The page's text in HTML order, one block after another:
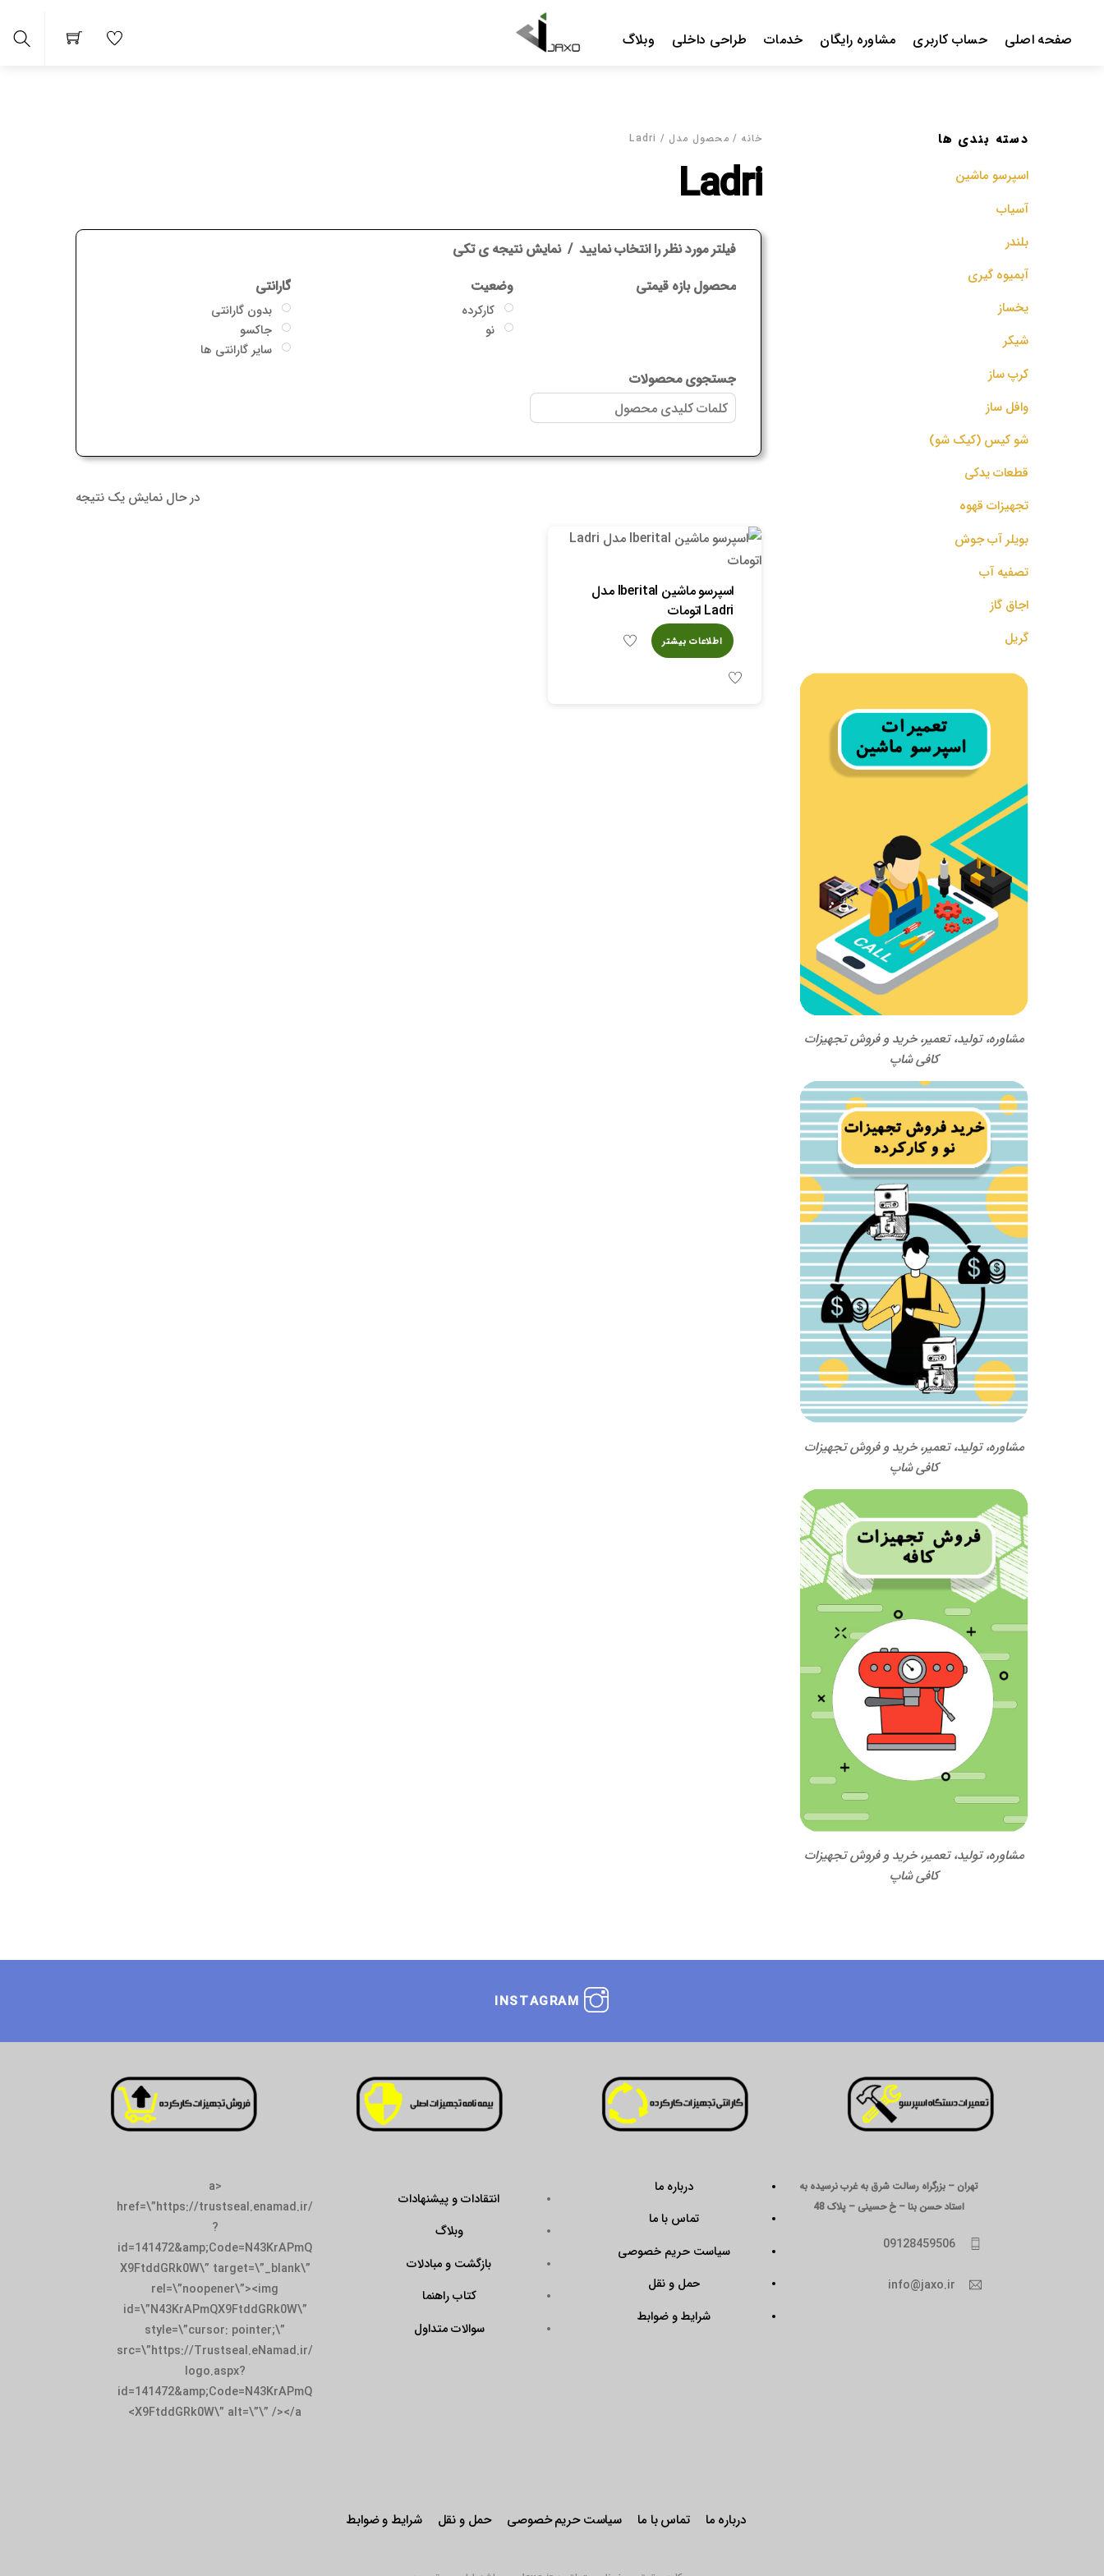
صفحه اصلی حساب کاربری مشاوره رایگان خدمات طراحی داخلی وبلاگ
خانه / محصول مدل / Ladri
Ladri
فیلتر مورد نظر را انتخاب نمایید نمایش نتیجه ی تکی
محصول بازه قیمتی وضعیت
کارکرده
نو
گارانتی
بدون گارانتی
جاکسو
سایر گارانتی ها
جستجوی محصولات
در حال نمایش یک نتیجه
اسپرسو ماشین Iberital مدل
Ladri اتومات
اطلاعات بیشتر
دسته بندی ها
اسپرسو‌ ماشین
آسیاب
بلندر
آبمیوه گیری
یخساز
شیکر
کرپ ساز
وافل ساز
شو کیس (کیک شو)
قطعات یدکی
تجهیزات قهوه
بویلر آب جوش
تصفیه آب
اجاق گاز
گریل
مشاوره، تولید، تعمیر، خرید و فروش تجهیزات
کافی شاپ
مشاوره، تولید، تعمیر، خرید و فروش تجهیزات
کافی شاپ
مشاوره، تولید، تعمیر، خرید و فروش تجهیزات
کافی شاپ
INSTAGRAM
تهران – بزرگراه رسالت شرق به غرب نرسیده به
استاد حسن بنا – خ حسینی – پلاک 48
09128459506
info@jaxo.ir
درباره ما
تماس با ما
سیاست حریم خصوصی
حمل و نقل
شرایط و ضوابط
انتقادات و پیشنهادات
وبلاگ
بازگشت و مبادلات
کتاب راهنما
سوالات متداول
<a
href=\”https://trustseal.enamad.ir/
?
id=141472&amp;Code=N43KrAPmQ
X9FtddGRk0W\” target=\”_blank\”
rel=\”noopener\”><img
id=\”N43KrAPmQX9FtddGRk0W\”
style=\”cursor: pointer;\”
src=\”https://Trustseal.eNamad.ir/
logo.aspx?
id=141472&amp;Code=N43KrAPmQ
X9FtddGRk0W\” alt=\”\” /></a>
درباره ما تماس با ما سیاست حریم خصوصی حمل و نقل شرایط و ضوابط